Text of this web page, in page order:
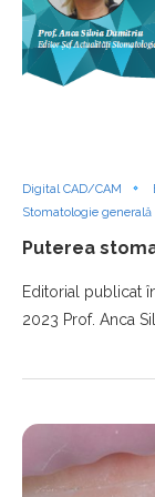
Digital CAD/CAM
Stomatologie generală
Puterea
Editorial publicat
2023 Prof. Anca